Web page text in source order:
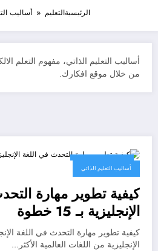
الرئيسيةالتعليم أساليب
أساليب التعليم الذاتي، مفهوم التعلم
من خلال موقع افكارك.
أساليب التعليم الذاتي
كيفية تطوير مهارة
الإنجليزية بـ 15 خطوة
كيفية تطوير مهارة التحدث في اللغة
الإنجليزية من اللغات العالمية الأكثر…